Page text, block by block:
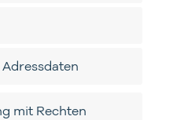
mit Rechten